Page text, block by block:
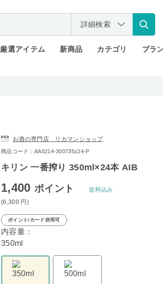
詳細検索
厳選アイテム 新商品 カテゴリ ブラ
お酒の専門店 リカマンショップ
商品コード：AA0214-300735z24-P
キリン 一番搾り 350ml×24本 AIB
1,400 ポイント
(6,300 円 )
送料込み
ポイント/カード併用可
内容量：
350ml